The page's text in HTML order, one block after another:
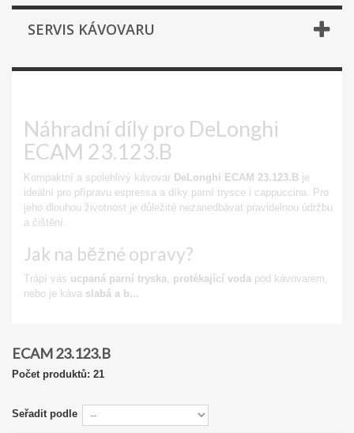
SERVIS KÁVOVARU
Náhradní díly pro DeLonghi
ECAM 23.123.B
Kompaktní a spolehlivý kávovar DeLonghi ECAM 23.123.B je
ideální pro přípravu espressa a díky parní trysce i cappuccina. Pro
jeho dlouhou životnost je důležité nezanedbávat pravidelnou údržbu
a čištění.
Jak na běžné opravy?
Trápí vás ucpaná parní tryska, protékající voda pod kávovarem,
nebo je káva slabá a b...
ECAM 23.123.B
Počet produktů: 21
Seřadit podle